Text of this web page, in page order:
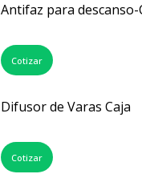
Antifaz para descanso-
Cotizar
Difusor de Varas Caja
Cotizar